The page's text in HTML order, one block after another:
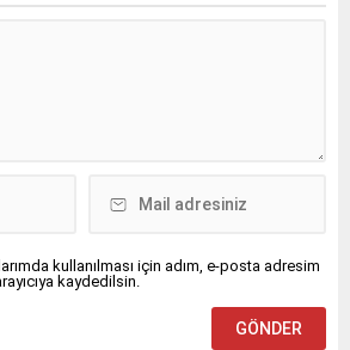
kullanılması için adım, e-posta adresim
kaydedilsin.